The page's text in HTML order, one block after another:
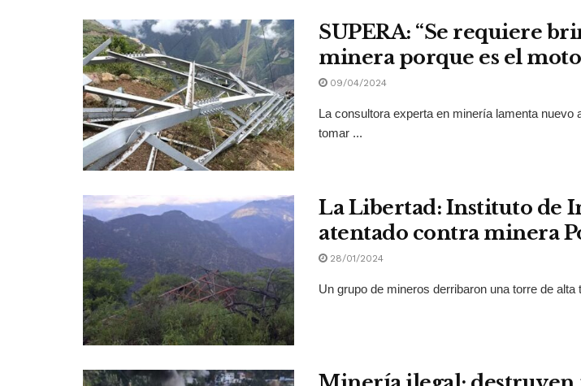
SUPERA: “Se requiere
minera porque es el
09/04/2024
La consultora experta en minería lamenta
tomar ...
La Libertad: Instituto de
atentado contra minera
28/01/2024
Un grupo de mineros derribaron una torre de